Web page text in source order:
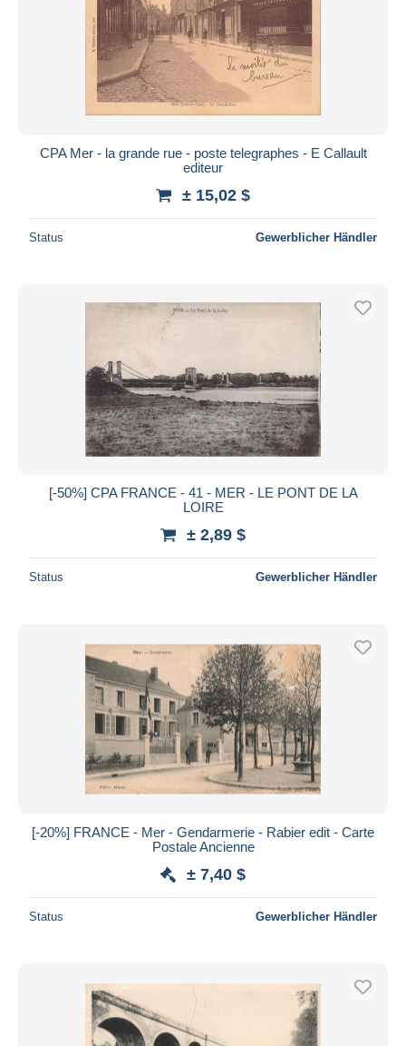
Zahlungsmethoden
PayPal
Banküberweisung
Visa
iDeal
Wohnsitz des Verkäufers
Übernehmen
CPA Mer - la grande rue - poste telegraphes - E Callault
editeur
± 15,02 $
Status Gewerblicher Händler
[-50%] CPA FRANCE - 41 - MER - LE PONT DE LA
LOIRE
± 2,89 $
Status Gewerblicher Händler
[-20%] FRANCE - Mer - Gendarmerie - Rabier edit - Carte
Postale Ancienne
± 7,40 $
Status Gewerblicher Händler